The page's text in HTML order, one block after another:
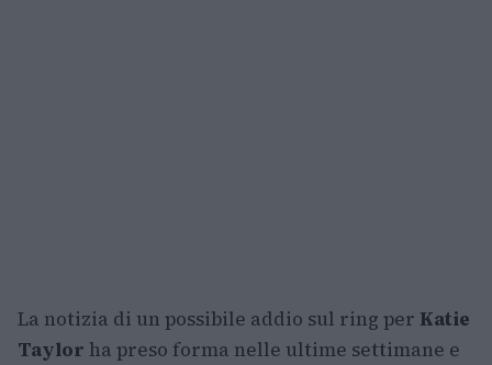
La notizia di un possibile addio sul ring per Katie
Taylor ha preso forma nelle ultime settimane e